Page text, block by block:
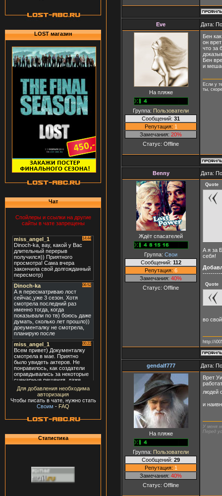
LOST магазин
Чат
Спойлеры и ссылки на другие
сайты в чате запрещены
Для добавления необходима
авторизация
Чтобы писать в чате, нужно стать
Своим - FAQ
Статистика
Eve Дата:
На пляже
Группа: Пользователи
Сообщений: 31
Репутация: 1
Замечания: 20%
Статус: Offline
Бен
он
что за
Бен
и
Если у
ты,
Benny Дата:
Ждёт спасателей
Группа: Свои
Сообщений: 112
Репутация: 6
Замечания: 40%
Статус: Offline
Quote
А я за
себя!
Quote
во
http://
gendalf777 Дата:
На пляже
Группа: Пользователи
Сообщений: 29
Репутация: 1
Замечания: 40%
Статус: Offline
Врет
людей
и
У меня
Перед